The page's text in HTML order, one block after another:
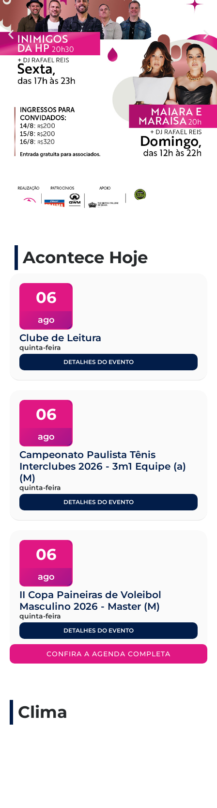
Acontece Hoje
06
ago
Clube de Leitura
quinta-feira
DETALHES DO EVENTO
06
ago
Campeonato Paulista Tênis
Interclubes 2026 - 3m1 Equipe (a)
(M)
quinta-feira
DETALHES DO EVENTO
06
ago
II Copa Paineiras de Voleibol
Masculino 2026 - Master (M)
quinta-feira
DETALHES DO EVENTO
CONFIRA A AGENDA COMPLETA
Clima